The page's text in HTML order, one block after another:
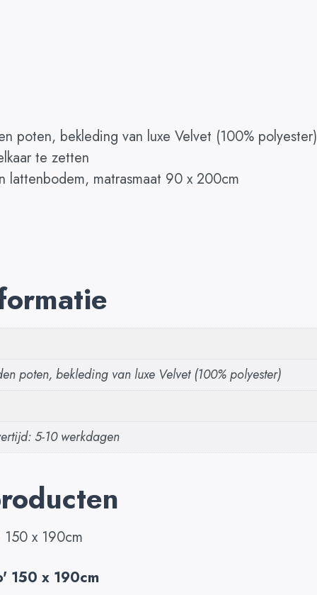
poten, bekleding van luxe Velvet (100% polyester)
te zetten
lattenbodem, matrasmaat 90 x 200cm
poten, bekleding van luxe Velvet (100% polyester)
5-10 werkdagen
150 x 190cm